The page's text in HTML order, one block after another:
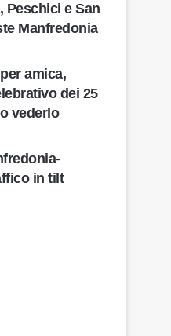
Peschici e San
Manfredonia
amica,
dei 25
vederlo
in tilt